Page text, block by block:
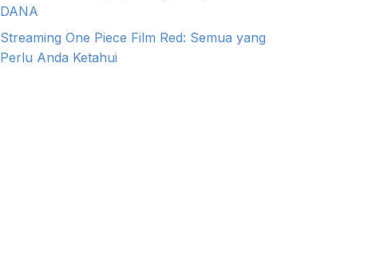
DANA
Streaming One Piece Film Red: Semua yang
Perlu Anda Ketahui